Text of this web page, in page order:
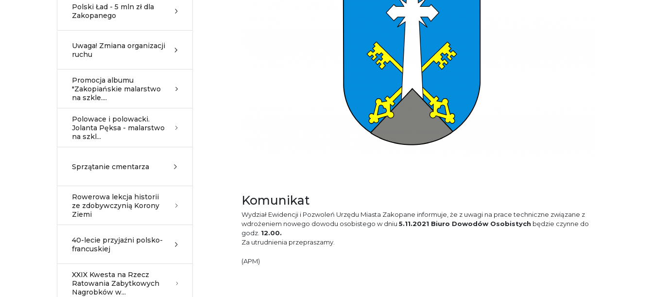
Polski Ład - 5 mln zł dla
Zakopanego
Uwaga! Zmiana organizacji
ruchu
Promocja albumu
"Zakopiańskie malarstwo
na szkle....
Polowace i polowacki.
Jolanta Pęksa - malarstwo
na szkl...
Sprzątanie cmentarza
Rowerowa lekcja historii
ze zdobywczynią Korony
Ziemi
40-lecie przyjaźni polsko-
francuskiej
XXIX Kwesta na Rzecz
Ratowania Zabytkowych
Nagrobków w...
Komunikat
Wydział Ewidencji i Pozwoleń Urzędu Miasta Zakopane informuje, że z uwagi na prace techniczne związane z
wdrożeniem nowego dowodu osobistego w dniu 5.11.2021 Biuro Dowodów Osobistych będzie czynne do
godz. 12.00.
Za utrudnienia przepraszamy.
(APM)